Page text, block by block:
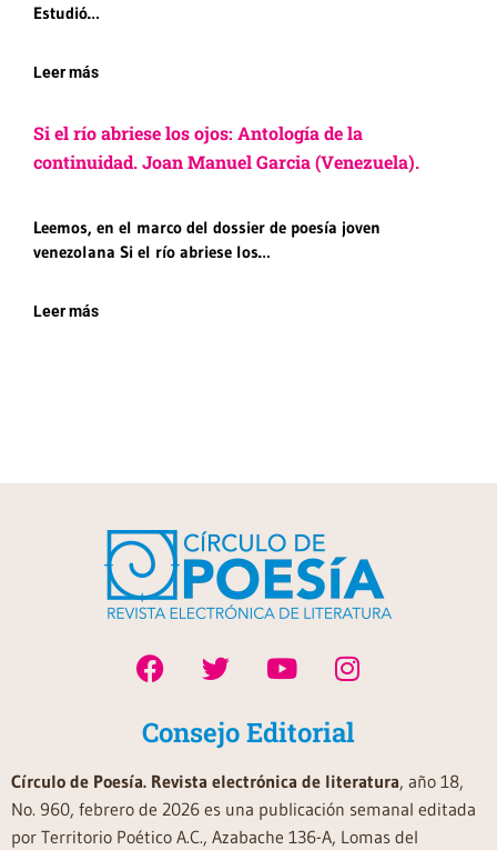
Estudió…
Leer más
Si el río abriese los ojos: Antología de la
continuidad. Joan Manuel Garcia (Venezuela).
Leemos, en el marco del dossier de poesía joven
venezolana Si el río abriese los…
Leer más
Consejo Editorial
Círculo de Poesía. Revista electrónica de literatura, año 18,
No. 960, febrero de 2026 es una publicación semanal editada
por Territorio Poético A.C., Azabache 136-A, Lomas del